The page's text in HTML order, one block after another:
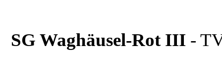
SG Waghäusel-Rot III -